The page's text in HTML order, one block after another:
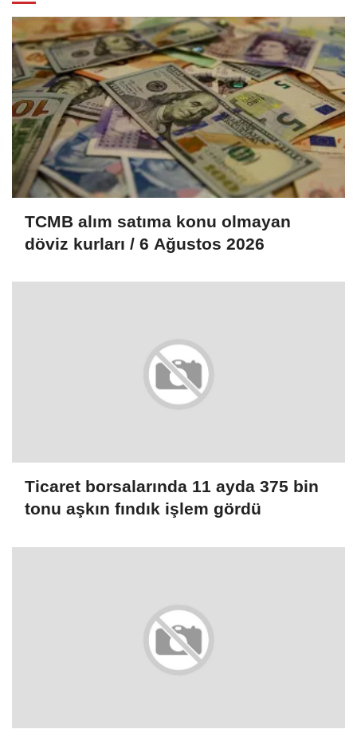
TCMB alım satıma konu olmayan
döviz kurları / 6 Ağustos 2026
Ticaret borsalarında 11 ayda 375 bin
tonu aşkın fındık işlem gördü